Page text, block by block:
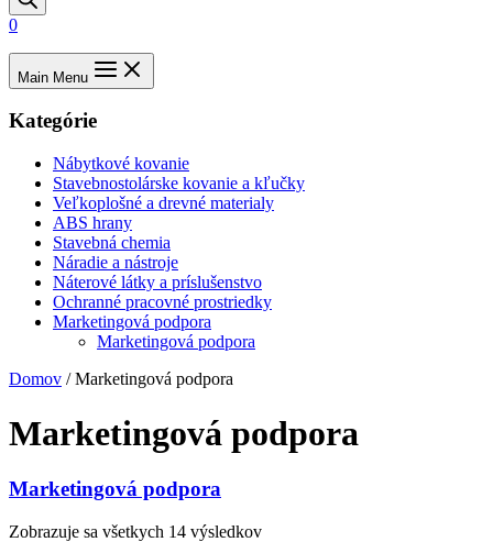
0
Main Menu
Kategórie
Nábytkové kovanie
Stavebnostolárske kovanie a kľučky
Veľkoplošné a drevné materialy
ABS hrany
Stavebná chemia
Náradie a nástroje
Náterové látky a príslušenstvo
Ochranné pracovné prostriedky
Marketingová podpora
Marketingová podpora
Domov / Marketingová podpora
Marketingová podpora
Marketingová podpora
Zobrazuje sa všetkych 14 výsledkov